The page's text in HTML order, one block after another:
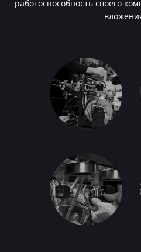
работоспособность своего